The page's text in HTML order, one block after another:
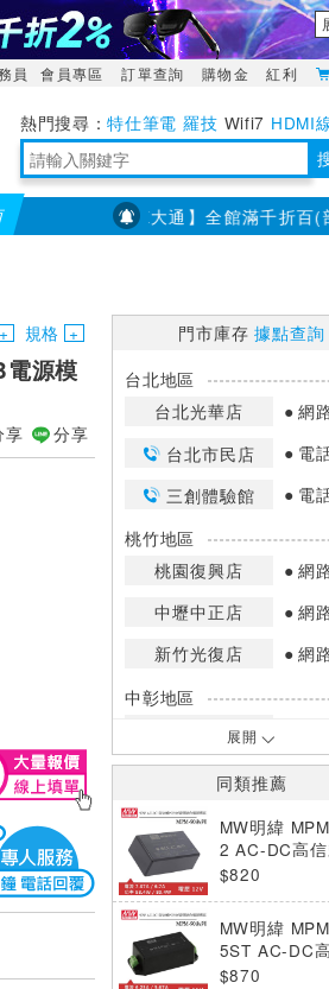
員 會員專區 訂單查詢 購物金 紅利
特仕筆電 羅技 Wifi7 HDMI
境量測 明緯POWER
【PX大通】全館滿千折百(部分
規格
源模
享 分享
門市庫存據點查詢
台北地區
台北光華店
網
台北市民店
電
三創體驗館
電
桃竹地區
桃園復興店
網
中壢中正店
網
新竹光復店
網
中彰地區
台中英才店
嘉南地區
高雄中華店
高雄鳳山店
網
*庫存數量：網路訂購(0)、少量
(1~2)、現貨充足(3以上)。
*門市庫存以店內實際數量為
用專人服務或撥打門市電話洽
展開
同類推薦
MW明緯
2 AC-DC高
B電源模組
$820
MW明緯
5ST AC-DC
綠色端子台電
$870